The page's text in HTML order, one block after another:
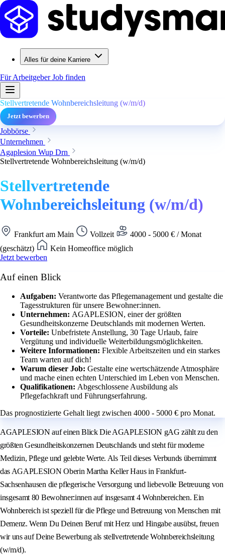
Alles für deine Karriere
Für ArbeitgeberJob finden
Stellvertretende Wohnbereichsleitung (w/m/d)
Jetzt bewerben
Jobbörse
Unternehmen
Agaplesion Wup Drn
Stellvertretende Wohnbereichsleitung (w/m/d)
Stellvertretende
Wohnbereichsleitung (w/m/d)
Frankfurt am Main Vollzeit
4000 - 5000 € / Monat
(geschätzt)
Kein Homeoffice möglich
Jetzt bewerben
Auf einen Blick
Aufgaben: Verantworte das Pflegemanagement und gestalte die
Tagesstrukturen für unsere Bewohner:innen.
Unternehmen: AGAPLESION, einer der größten
Gesundheitskonzerne Deutschlands mit modernen Werten.
Vorteile: Unbefristete Anstellung, 30 Tage Urlaub, faire
Vergütung und individuelle Weiterbildungsmöglichkeiten.
Weitere Informationen: Flexible Arbeitszeiten und ein starkes
Team warten auf dich!
Warum dieser Job: Gestalte eine wertschätzende Atmosphäre
und mache einen echten Unterschied im Leben von Menschen.
Qualifikationen: Abgeschlossene Ausbildung als
Pflegefachkraft und Führungserfahrung.
Das prognostizierte Gehalt liegt zwischen 4000 - 5000 € pro Monat.
AGAPLESION auf einen Blick Die AGAPLESION gAG zählt zu den
größten Gesundheitskonzernen Deutschlands und steht für moderne
Medizin, Pflege und gelebte Werte. Als Teil dieses Verbunds übernimmt
das AGAPLESION Oberin Martha Keller Haus in Frankfurt-
Sachsenhausen die pflegerische Versorgung und liebevolle Betreuung von
insgesamt 80 Bewohner:innen auf insgesamt 4 Wohnbereichen. Ein
Wohnbereich ist speziell für die Pflege und Betreuung von Menschen mit
Demenz. Wenn Du Deinen Beruf mit Herz und Hingabe ausübst, freuen
wir uns auf Deine Bewerbung als stellvertretende Wohnbereichsleitung
(w/m/d).